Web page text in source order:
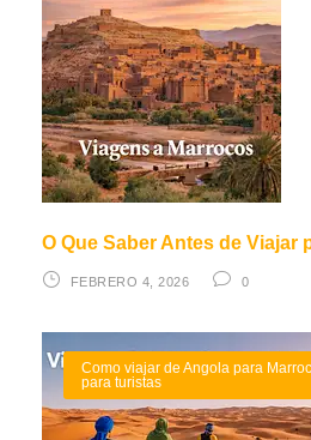
O Que Saber Antes de Viajar
FEBRERO 4, 2026 0
Como viajar de Angola para
para turistas